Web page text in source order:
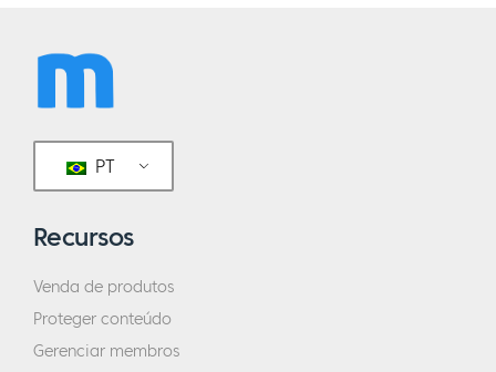
PT
Recursos
Venda de produtos
Proteger conteúdo
Gerenciar membros